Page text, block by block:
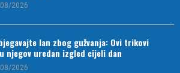
2026
lan zbog gužvanja: Ovi trikovi
njegov uredan izgled cijeli dan
2026